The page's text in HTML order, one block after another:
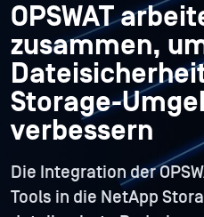
OPSWAT
zusammen,
Storage-
verbessern
Die Integration der
Tools in die NetApp